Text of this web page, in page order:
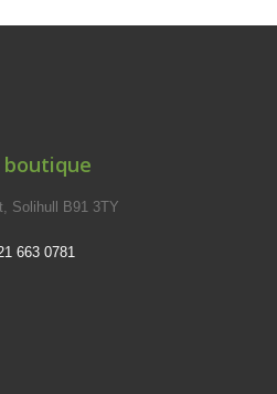
Solihull B91 3TY
663 0781